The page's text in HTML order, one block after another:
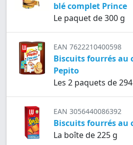
blé complet Prince
Le paquet de 300 g
EAN 7622210400598
Biscuits fourrés au
Pepito
Les 2 paquets de
EAN 3056440086392
Biscuits fourrés au
La boîte de 225 g